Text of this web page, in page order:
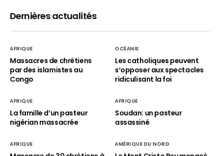
Dernières actualités
AFRIQUE
Massacres de chrétiens
par des islamistes au
Congo
OCÉANIE
Les catholiques peuvent
s’opposer aux spectacles
ridiculisant la foi
AFRIQUE
La famille d’un pasteur
nigérian massacrée
AFRIQUE
Soudan: un pasteur
assassiné
AFRIQUE AMÉRIQUE DU NORD